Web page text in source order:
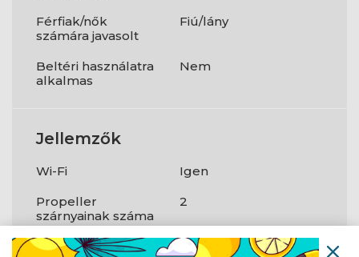
Férfiak/nők
számára javasolt
Fiú/lány
Beltéri használatra
alkalmas
Nem
Jellemzők
Wi-Fi
Igen
Propeller
szárnyainak száma
2
Csatornák száma 4 csatornák